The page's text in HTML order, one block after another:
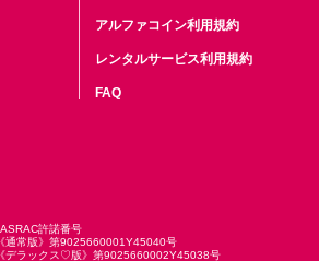
アルファコイン利用規約
レンタルサービス利用規約
FAQ
許諾番号
《通常版》第9025660001Y45040号
《デラックス♡版》第9025660002Y45038号